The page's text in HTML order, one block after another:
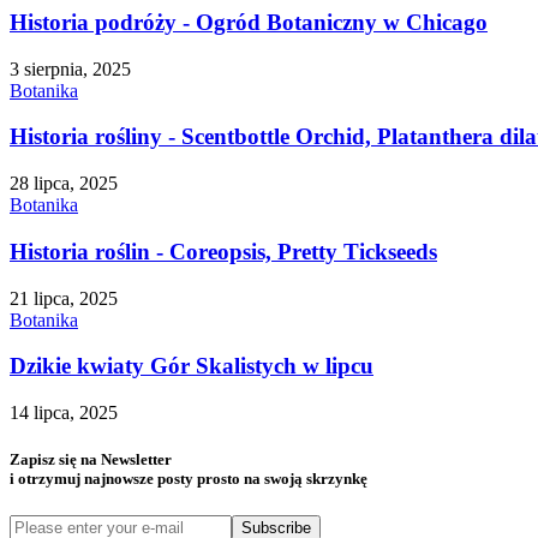
Historia podróży - Ogród Botaniczny w Chicago
3 sierpnia, 2025
Botanika
Historia rośliny - Scentbottle Orchid, Platanthera
28 lipca, 2025
Botanika
Historia roślin - Coreopsis, Pretty Tickseeds
21 lipca, 2025
Botanika
Dzikie kwiaty Gór Skalistych w lipcu
14 lipca, 2025
Zapisz się na Newsletter
i otrzymuj najnowsze posty prosto na swoją skrzynkę
Subscribe